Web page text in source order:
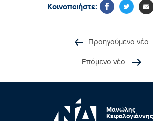
Κοινοποιήστε:
Προηγούμενο νέο
Επόμενο νέο
Μανώλης
Κεφαλογιάννης